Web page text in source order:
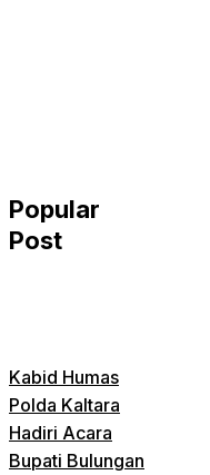
Popular
Post
Kabid Humas
Polda Kaltara
Hadiri Acara
Bupati Bulungan